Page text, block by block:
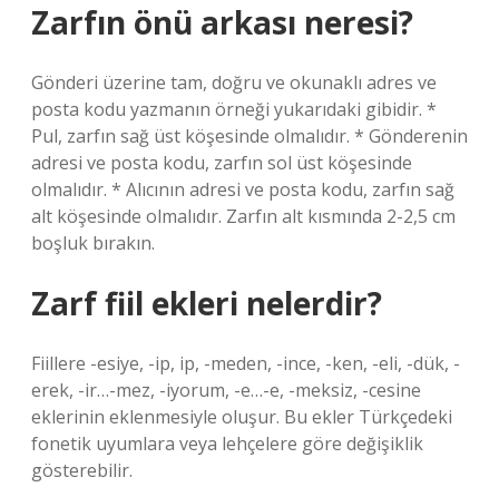
Zarfın önü arkası neresi?
Gönderi üzerine tam, doğru ve okunaklı adres ve
posta kodu yazmanın örneği yukarıdaki gibidir. *
Pul, zarfın sağ üst köşesinde olmalıdır. * Gönderenin
adresi ve posta kodu, zarfın sol üst köşesinde
olmalıdır. * Alıcının adresi ve posta kodu, zarfın sağ
alt köşesinde olmalıdır. Zarfın alt kısmında 2-2,5 cm
boşluk bırakın.
Zarf fiil ekleri nelerdir?
Fiillere -esiye, -ip, ip, -meden, -ince, -ken, -eli, -dük, -
erek, -ir…-mez, -iyorum, -e…-e, -meksiz, -cesine
eklerinin eklenmesiyle oluşur. Bu ekler Türkçedeki
fonetik uyumlara veya lehçelere göre değişiklik
gösterebilir.